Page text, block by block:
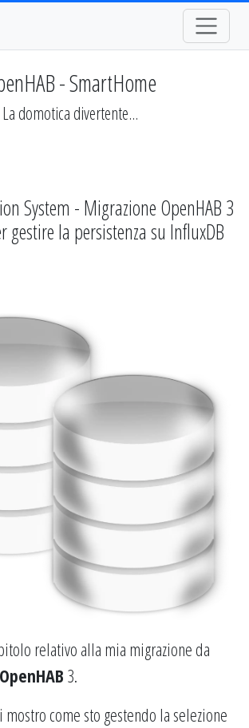
- SmartHome
La domotica divertente...
System - Migrazione OpenHAB 3
gestire la persistenza su InfluxDB
relativo alla mia migrazione da
OpenHAB 3.
come sto gestendo la selezione